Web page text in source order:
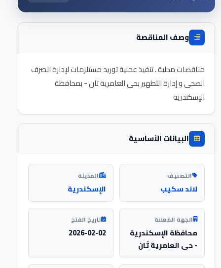
وصف المناقصة
مناقصات محلية . تنفيذ عملية توريد مستلزمات لإدارة الصرف
الصحى و إدارة التطهير بحى العامرية ثان - بمحافظة
الإسكندرية
البيانات الأساسية
التصنيف
لاند سكيب
المدينة
الإسكندرية
الجهة المعلنة
محافظة الإسكندرية
- حى العامرية ثان
تاريخ الفتح
2026-02-02